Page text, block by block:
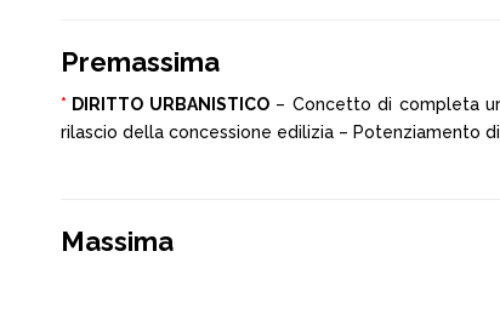
Premassima
* DIRITTO URBANISTICO– Concetto di completa
rilascio della concessione edilizia – Potenziamento
Massima